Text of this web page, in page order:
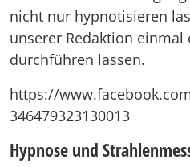
nicht nur hypnotisieren
unserer Redaktion
durchführen lassen.
https://
346479323130013
Hypnose und